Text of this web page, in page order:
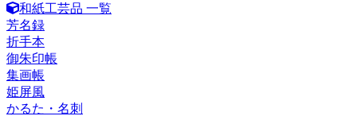
和紙工芸品 一覧
芳名録
折手本
御朱印帳
集画帳
姫屏風
かるた・名刺